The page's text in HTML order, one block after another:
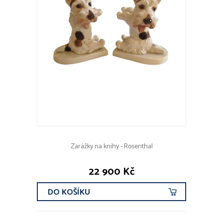
Zarážky na knihy - Rosenthal
22 900 Kč
DO KOŠÍKU